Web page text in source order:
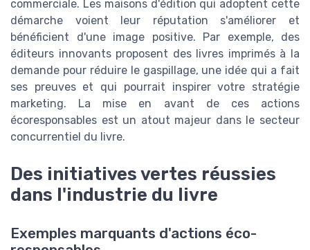
commerciale. Les maisons d'édition qui adoptent cette
démarche voient leur réputation s'améliorer et
bénéficient d'une image positive. Par exemple, des
éditeurs innovants proposent des livres imprimés à la
demande pour réduire le gaspillage, une idée qui a fait
ses preuves et qui pourrait inspirer votre stratégie
marketing. La mise en avant de ces actions
écoresponsables est un atout majeur dans le secteur
concurrentiel du livre.
Des initiatives vertes réussies
dans l'industrie du livre
Exemples marquants d'actions éco-